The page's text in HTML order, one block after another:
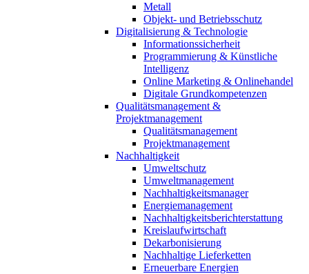
Metall
Objekt- und Betriebsschutz
Digitalisierung & Technologie
Informationssicherheit
Programmierung & Künstliche
Intelligenz
Online Marketing & Onlinehandel
Digitale Grundkompetenzen
Qualitätsmanagement &
Projektmanagement
Qualitätsmanagement
Projektmanagement
Nachhaltigkeit
Umweltschutz
Umweltmanagement
Nachhaltigkeitsmanager
Energiemanagement
Nachhaltigkeitsberichterstattung
Kreislaufwirtschaft
Dekarbonisierung
Nachhaltige Lieferketten
Erneuerbare Energien